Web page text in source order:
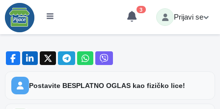
3
Prijavi se
Postavite BESPLATNO OGLAS kao fizičko lice!